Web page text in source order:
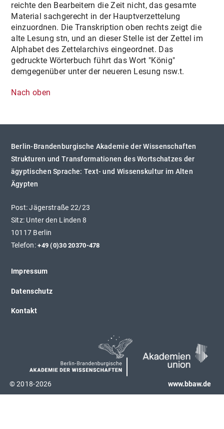
reichte den Bearbeitern die Zeit nicht, das gesamte
Material sachgerecht in der Hauptverzettelung
einzuordnen. Die Transkription oben rechts zeigt die
alte Lesung stn, und an dieser Stelle ist der Zettel im
Alphabet des Zettelarchivs eingeordnet. Das
gedruckte Wörterbuch führt das Wort "König"
demgegenüber unter der neueren Lesung nsw.t.
Nach oben
Berlin-Brandenburgische Akademie der Wissenschaften
Strukturen und Transformationen des Wortschatzes der
ägyptischen Sprache: Text- und Wissenskultur im Alten
Ägypten
Post: Jägerstraße 22/23
Sitz: Unter den Linden 8
10117 Berlin
Telefon:+49 (0)30 20370-478
Impressum
Datenschutz
Kontakt
www.bbaw.de
© 2018-2026